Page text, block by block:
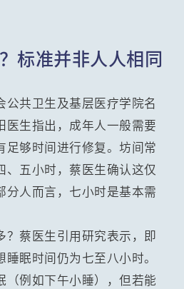
标准并非人人相同
公共卫生及基层医疗学院名
医生指出，成年人一般需要
足够时间进行修复。坊间常
、五小时，蔡医生确认这仅
分人而言，七小时是基本需
？蔡医生引用研究表示，即
眠时间仍为七至八小时。
（例如下午小睡），但若能